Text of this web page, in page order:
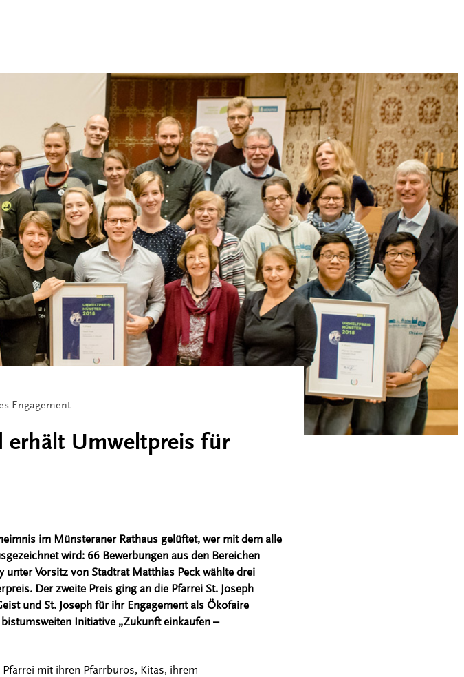
Engagement
erhält Umweltpreis für
im Münsteraner Rathaus gelüftet, wer mit dem alle
wird: 66 Bewerbungen aus den Bereichen
Vorsitz von Stadtrat Matthias Peck wählte drei
Der zweite Preis ging an die Pfarrei St. Joseph
und St. Joseph für ihr Engagement als Ökofaire
Initiative „Zukunft einkaufen –
mit ihren Pfarrbüros, Kitas, ihrem